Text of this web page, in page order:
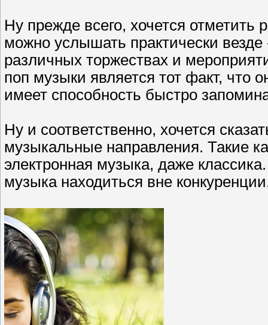
Ну прежде всего, хочется отметить
можно услышать практически
различных торжествах и
поп музыки является тот факт, что
имеет способность быстро
Ну и соответственно, хочется
музыкальные направления. Такие
электронная музыка, даже
музыка находиться вне